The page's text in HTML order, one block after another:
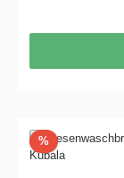
%Rabatt